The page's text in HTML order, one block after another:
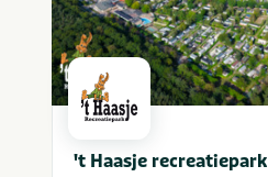
't Haasje recreatiepark